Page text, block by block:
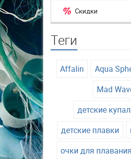
Скидки
Теги
Affalin Aqua
Mad
детские
детские плавки
очки для плавания